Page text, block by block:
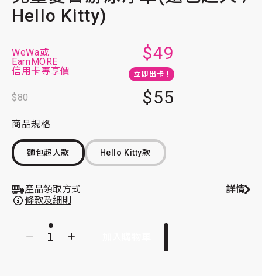
Hello Kitty)
WeWa或
EarnMORE
信用卡專享價
$49
立即出卡 !
$80 $55
商品規格
麵包超人款 Hello Kitty款
產品領取方式 詳情
條款及細則